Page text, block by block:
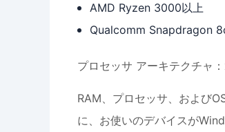
AMD Ryzen 3000以上
Qualcomm Snapdragon
プロセッサ アーキテクチャ
RAM、プロセッサ、および
に、お使いのデバイスが